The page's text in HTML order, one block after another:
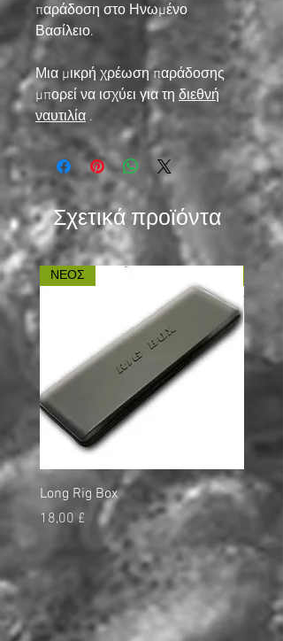
παράδοση στο Ηνωμένο
Βασίλειο.
Μια μικρή χρέωση παράδοσης
μπορεί να ισχύει για τη διεθνή
ναυτιλία .
Σχετικά προϊόντα
ΝΕΟΣ
Long Rig Box
Τιμή
18,00 £